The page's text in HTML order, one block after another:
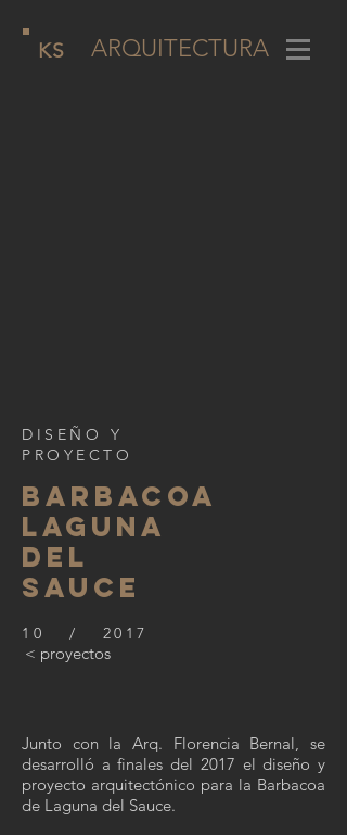
KS ARQUITECTURA
Junto con la Arq. Florencia Bernal, se
desarrolló a finales del 2017 el diseño y
proyecto arquitectónico para la Barbacoa
de Laguna del Sauce.
BARBACOA
LAGUNA
DEL
SAUCE
DISEÑO Y
PROYECTO
10 / 2017
< proyectos